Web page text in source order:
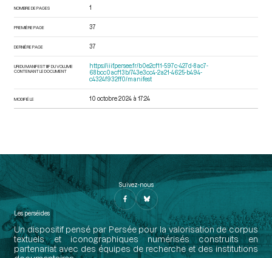
NOMBRE DE PAGES 1
PREMIÈRE PAGE 37
DERNIÈRE PAGE 37
URI DU MANIFEST IIIF DU VOLUME
CONTENANT LE DOCUMENT
https://iiif.persee.fr/b0e2cf11-597c-427d-8ac7-
68bcc0acf13b/743e3cc4-2a21-4625-b494-
c4324f932ff0/manifest
MODIFIÉ LE 10 octobre 2024 à 17:24
Suivez-nous
Les perséides
Un dispositif pensé par Persée pour la valorisation de corpus
textuels et iconographiques numérisés construits en
partenariat avec des équipes de recherche et des institutions